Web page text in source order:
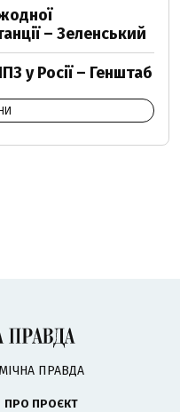
– Зеленський
у Росії – Генштаб
ПРАВДА
ПРО ПРОЄКТ